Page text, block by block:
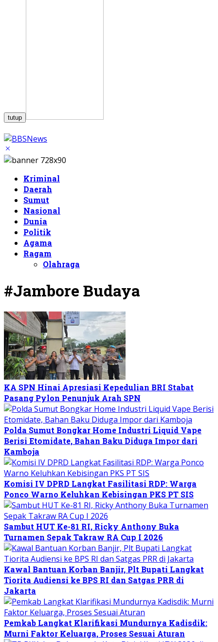
tutup
Kriminal
Daerah
Sumut
Nasional
Dunia
Politik
Agama
Ragam
Olahraga
#Jambore Budaya
KA SPN Hinai Apresiasi Kepedulian BRI Stabat
Pasang Pylon Penunjuk Arah SPN
Polda Sumut Bongkar Home Industri Liquid Vape
Berisi Etomidate, Bahan Baku Diduga Impor dari
Kamboja
Komisi IV DPRD Langkat Fasilitasi RDP: Warga
Ponco Warno Keluhkan Kebisingan PKS PT SIS
Sambut HUT Ke-81 RI, Ricky Anthony Buka
Turnamen Sepak Takraw RA Cup I 2026
Kawal Bantuan Korban Banjir, Plt Bupati Langkat
Tiorita Audiensi ke BPS RI dan Satgas PRR di
Jakarta
Pemkab Langkat Klarifikasi Mundurnya Kadisdik:
Murni Faktor Keluarga, Proses Sesuai Aturan